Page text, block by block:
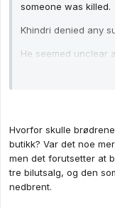
someone was killed.
Khindri denied any
He seemed unclear
whether it was
seen where and
maintained he
Rittenhouse's group.
"So, were you just
Hvorfor skulle
butikk? Var det noe
men det forutsetter at
tre bilutsalg, og den
nedbrent.